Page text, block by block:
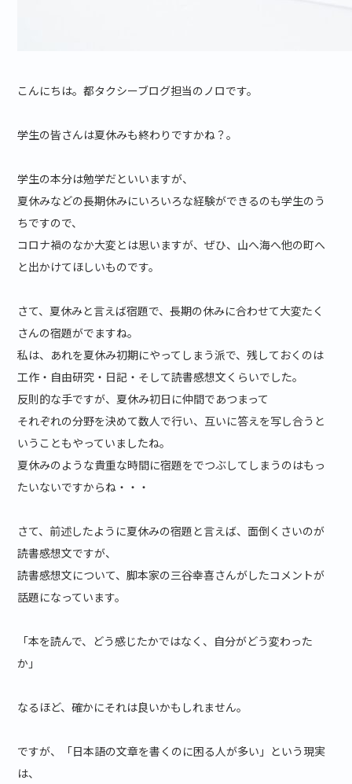
こんにちは。都タクシーブログ担当のノロです。
学生の皆さんは夏休みも終わりですかね？。
学生の本分は勉学だといいますが、
夏休みなどの長期休みにいろいろな経験ができるのも学生のう
ちですので、
コロナ禍のなか大変とは思いますが、ぜひ、山へ海へ他の町へ
と出かけてほしいものです。
さて、夏休みと言えば宿題で、長期の休みに合わせて大変たく
さんの宿題がでますね。
私は、あれを夏休み初期にやってしまう派で、残しておくのは
工作・自由研究・日記・そして読書感想文くらいでした。
反則的な手ですが、夏休み初日に仲間であつまって
それぞれの分野を決めて数人で行い、互いに答えを写し合うと
いうこともやっていましたね。
夏休みのような貴重な時間に宿題をでつぶしてしまうのはもっ
たいないですからね・・・
さて、前述したように夏休みの宿題と言えば、面倒くさいのが
読書感想文ですが、
読書感想文について、脚本家の三谷幸喜さんがしたコメントが
話題になっています。
「本を読んで、どう感じたかではなく、自分がどう変わった
か」
なるほど、確かにそれは良いかもしれません。
ですが、「日本語の文章を書くのに困る人が多い」という現実
は、